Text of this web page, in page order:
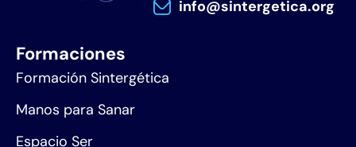
info@sintergetica.org
Formaciones
Formación Sintergética
Manos para Sanar
Espacio Ser